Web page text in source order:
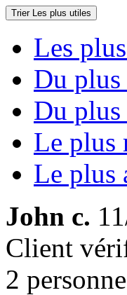
Trier Les plus utiles
Les
Du plus
Du plus
Le plus
Le plus
John c.
Client
2